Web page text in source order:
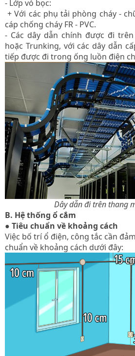
- Lớp vỏ bọc:
+Với các phụ tải phòng cháy -
cáp chống cháy FR - PVC.
- Các dây dẫn chính được đi trên
hoặc Trunking, với các dây dẫn
tiếp được đi trong ống luồn điện
Dây dẫn đi trên thang
B. Hệ thống ổ cắm
● Tiêu chuẩn về khoảng cách
Việc bố trí ổ điện, công tắc cần
chuẩn về khoảng cách dưới đây: